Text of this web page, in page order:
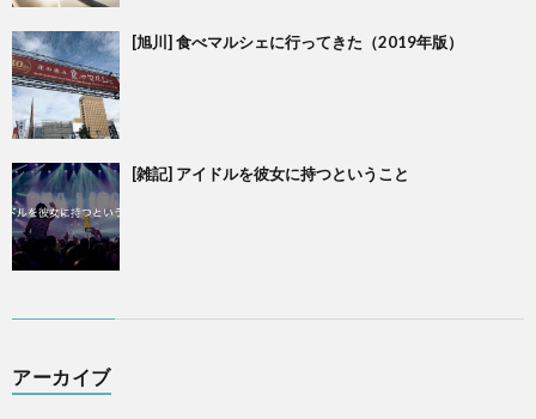
[旭川] 食べマルシェに行ってきた（2019年版）
[雑記] アイドルを彼女に持つということ
アーカイブ